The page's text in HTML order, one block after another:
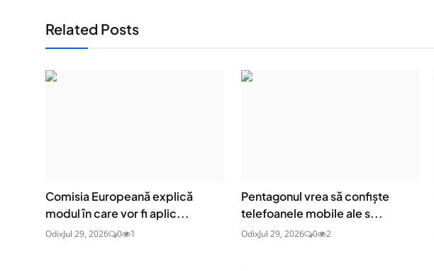
Related Posts
Comisia Europeană explică
modul în care vor fi aplic...
OdixJul 29, 2026 0 1
Pentagonul vrea să confiște
telefoanele mobile ale s...
OdixJul 29, 2026 0 2